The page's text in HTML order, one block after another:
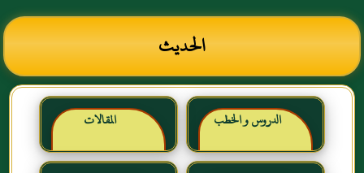
الحديث
الدروس و الخطب المقالات